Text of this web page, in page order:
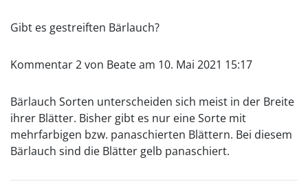
Gibt es gestreiften Bärlauch?
Kommentar 2 von Beate am 10. Mai 2021 15:17
Bärlauch Sorten unterscheiden sich meist in der Breite
ihrer Blätter. Bisher gibt es nur eine Sorte mit
mehrfarbigen bzw. panaschierten Blättern. Bei diesem
Bärlauch sind die Blätter gelb panaschiert.